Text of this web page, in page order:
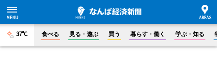
37°C 食べる 見る・遊ぶ 買う 暮らす・働く 学ぶ・知る